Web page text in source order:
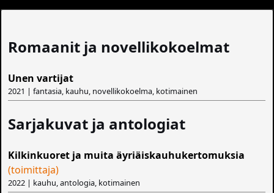
Romaanit ja novellikokoelmat
Unen vartijat
2021 | fantasia, kauhu, novellikokoelma, kotimainen
Sarjakuvat ja antologiat
Kilkinkuoret ja muita äyriäiskauhukertomuksia
(toimittaja)
2022 | kauhu, antologia, kotimainen